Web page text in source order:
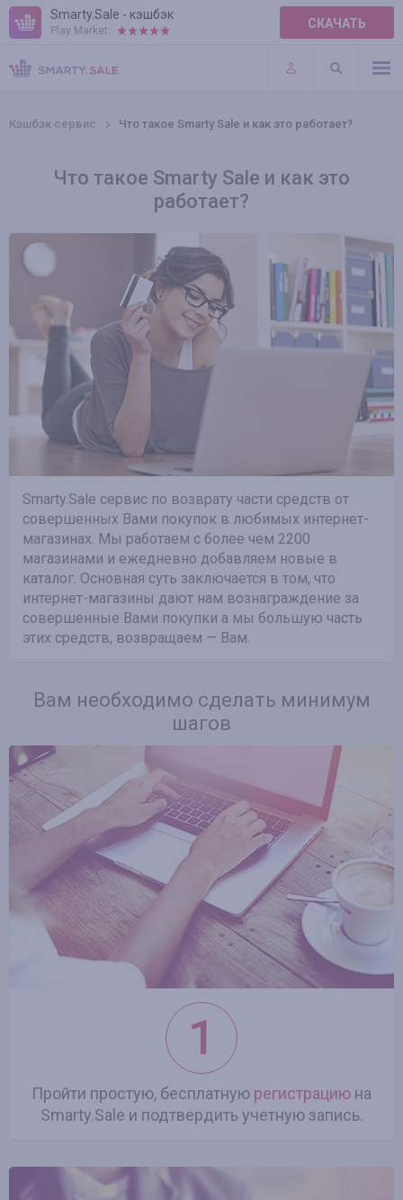
Smarty.Sale - кэшбэк
Play Market: СКАЧАТЬ
ПРАВИЛА
ПЛАГИНЫ
Кэшбэк сервис Что такое Smarty Sale и как это работает?
Что такое Smarty Sale и как это
работает?
Smarty.Sale сервис по возврату части средств от
совершенных Вами покупок в любимых интернет-
магазинах. Мы работаем с более чем 2200
магазинами и ежедневно добавляем новые в
каталог. Основная суть заключается в том, что
интернет-магазины дают нам вознаграждение за
совершенные Вами покупки а мы большую часть
этих средств, возвращаем — Вам.
Вам необходимо сделать минимум
шагов
1
Пройти простую, бесплатную регистрацию на
Smarty.Sale и подтвердить учетную запись.